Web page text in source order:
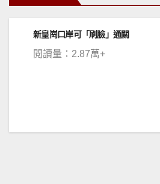
新皇崗口岸可「刷臉」通關
閱讀量：2.87萬+